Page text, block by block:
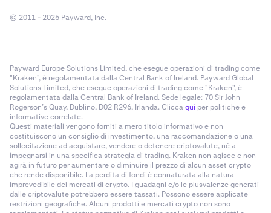
© 2011 - 2026 Payward, Inc.
Payward Europe Solutions Limited, che esegue operazioni di trading come
"Kraken", è regolamentata dalla Central Bank of Ireland. Payward Global
Solutions Limited, che esegue operazioni di trading come "Kraken", è
regolamentata dalla Central Bank of Ireland. Sede legale: 70 Sir John
Rogerson’s Quay, Dublino, D02 R296, Irlanda. Cliccaqui per politiche e
informative correlate.
Questi materiali vengono forniti a mero titolo informativo e non
costituiscono un consiglio di investimento, una raccomandazione o una
sollecitazione ad acquistare, vendere o detenere criptovalute, né a
impegnarsi in una specifica strategia di trading. Kraken non agisce e non
agirà in futuro per aumentare o diminuire il prezzo di alcun asset crypto
che rende disponibile. La perdita di fondi è connaturata alla natura
imprevedibile dei mercati di crypto. I guadagni e/o le plusvalenze generati
dalle criptovalute potrebbero essere tassati. Possono essere applicate
restrizioni geografiche. Alcuni prodotti e mercati crypto non sono